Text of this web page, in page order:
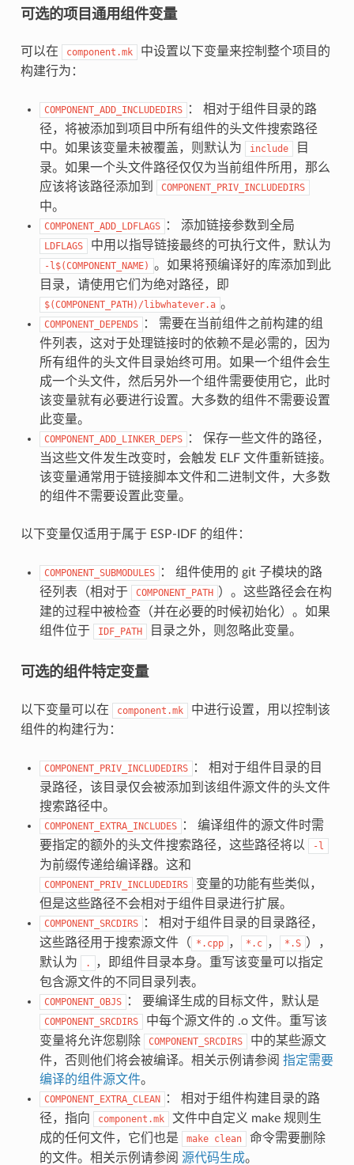
可选的项目通用组件变量
可以在 component.mk
中设置以下变量来控制整个项目的
构建行为：
COMPONENT_ADD_INCLUDEDIRS
： 相对于组件目录的路
径，将被添加到项目中所有组件的头文件搜索路径
中。如果该变量未被覆盖，则默认为
include
目
录。如果一个头文件路径仅仅为当前组件所用，那么
应该将该路径添加到
COMPONENT_PRIV_INCLUDEDIRS
中。
COMPONENT_ADD_LDFLAGS ： 添加链接参数到全局
LDFLAGS 中用以指导链接最终的可执行文件，默认为
-l$(COMPONENT_NAME) 。如果将预编译好的库添加到此
目录，请使用它们为绝对路径，即
$(COMPONENT_PATH)/libwhatever.a 。
COMPONENT_DEPENDS
： 需要在当前组件之前构建的组
件列表，这对于处理链接时的依赖不是必需的，因为
所有组件的头文件目录始终可用。如果一个组件会生
成一个头文件，然后另外一个组件需要使用它，此时
该变量就有必要进行设置。大多数的组件不需要设置
此变量。
COMPONENT_ADD_LINKER_DEPS
： 保存一些文件的路径，
当这些文件发生改变时，会触发 ELF 文件重新链接。
该变量通常用于链接脚本文件和二进制文件，大多数
的组件不需要设置此变量。
以下变量仅适用于属于 ESP-IDF 的组件：
COMPONENT_SUBMODULES
： 组件使用的 git 子模块的路
径列表（相对于
COMPONENT_PATH
）。这些路径会在构
建的过程中被检查（并在必要的时候初始化）。如果
组件位于
IDF_PATH 目录之外，则忽略此变量。
可选的组件特定变量
以下变量可以在 component.mk
中进行设置，用以控制该
组件的构建行为：
COMPONENT_PRIV_INCLUDEDIRS
： 相对于组件目录的目
录路径，该目录仅会被添加到该组件源文件的头文件
搜索路径中。
COMPONENT_EXTRA_INCLUDES
： 编译组件的源文件时需
要指定的额外的头文件搜索路径，这些路径将以
-l
为前缀传递给编译器。这和
COMPONENT_PRIV_INCLUDEDIRS
变量的功能有些类似，
但是这些路径不会相对于组件目录进行扩展。
COMPONENT_SRCDIRS
： 相对于组件目录的目录路径，
这些路径用于搜索源文件（
*.cpp ， *.c ， *.S ），
默认为
.
，即组件目录本身。重写该变量可以指定
包含源文件的不同目录列表。
COMPONENT_OBJS ： 要编译生成的目标文件，默认是
COMPONENT_SRCDIRS
中每个源文件的 .o 文件。重写该
变量将允许您剔除
COMPONENT_SRCDIRS
中的某些源文
件，否则他们将会被编译。相关示例请参阅 指定需要
编译的组件源文件。
COMPONENT_EXTRA_CLEAN
： 相对于组件构建目录的路
径，指向
component.mk
文件中自定义 make 规则生
成的任何文件，它们也是
make clean
命令需要删除
的文件。相关示例请参阅 源代码生成。